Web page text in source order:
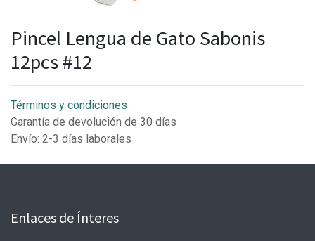
Pincel Lengua de Gato Sabonis
12pcs #12
Términos y condiciones
Garantía de devolución de 30 días
Envío: 2-3 días laborales
Enlaces de Ínteres